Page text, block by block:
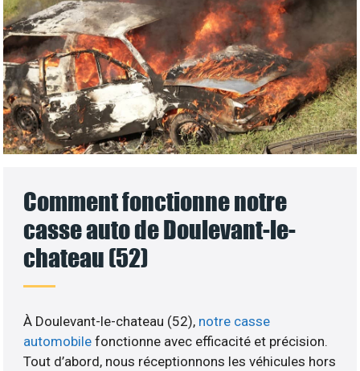
Comment fonctionne notre
casse auto de Doulevant-le-
chateau (52)
À Doulevant-le-chateau (52), notre casse
automobilefonctionne avec efficacité et précision.
Tout d’abord, nous réceptionnons les véhicules hors